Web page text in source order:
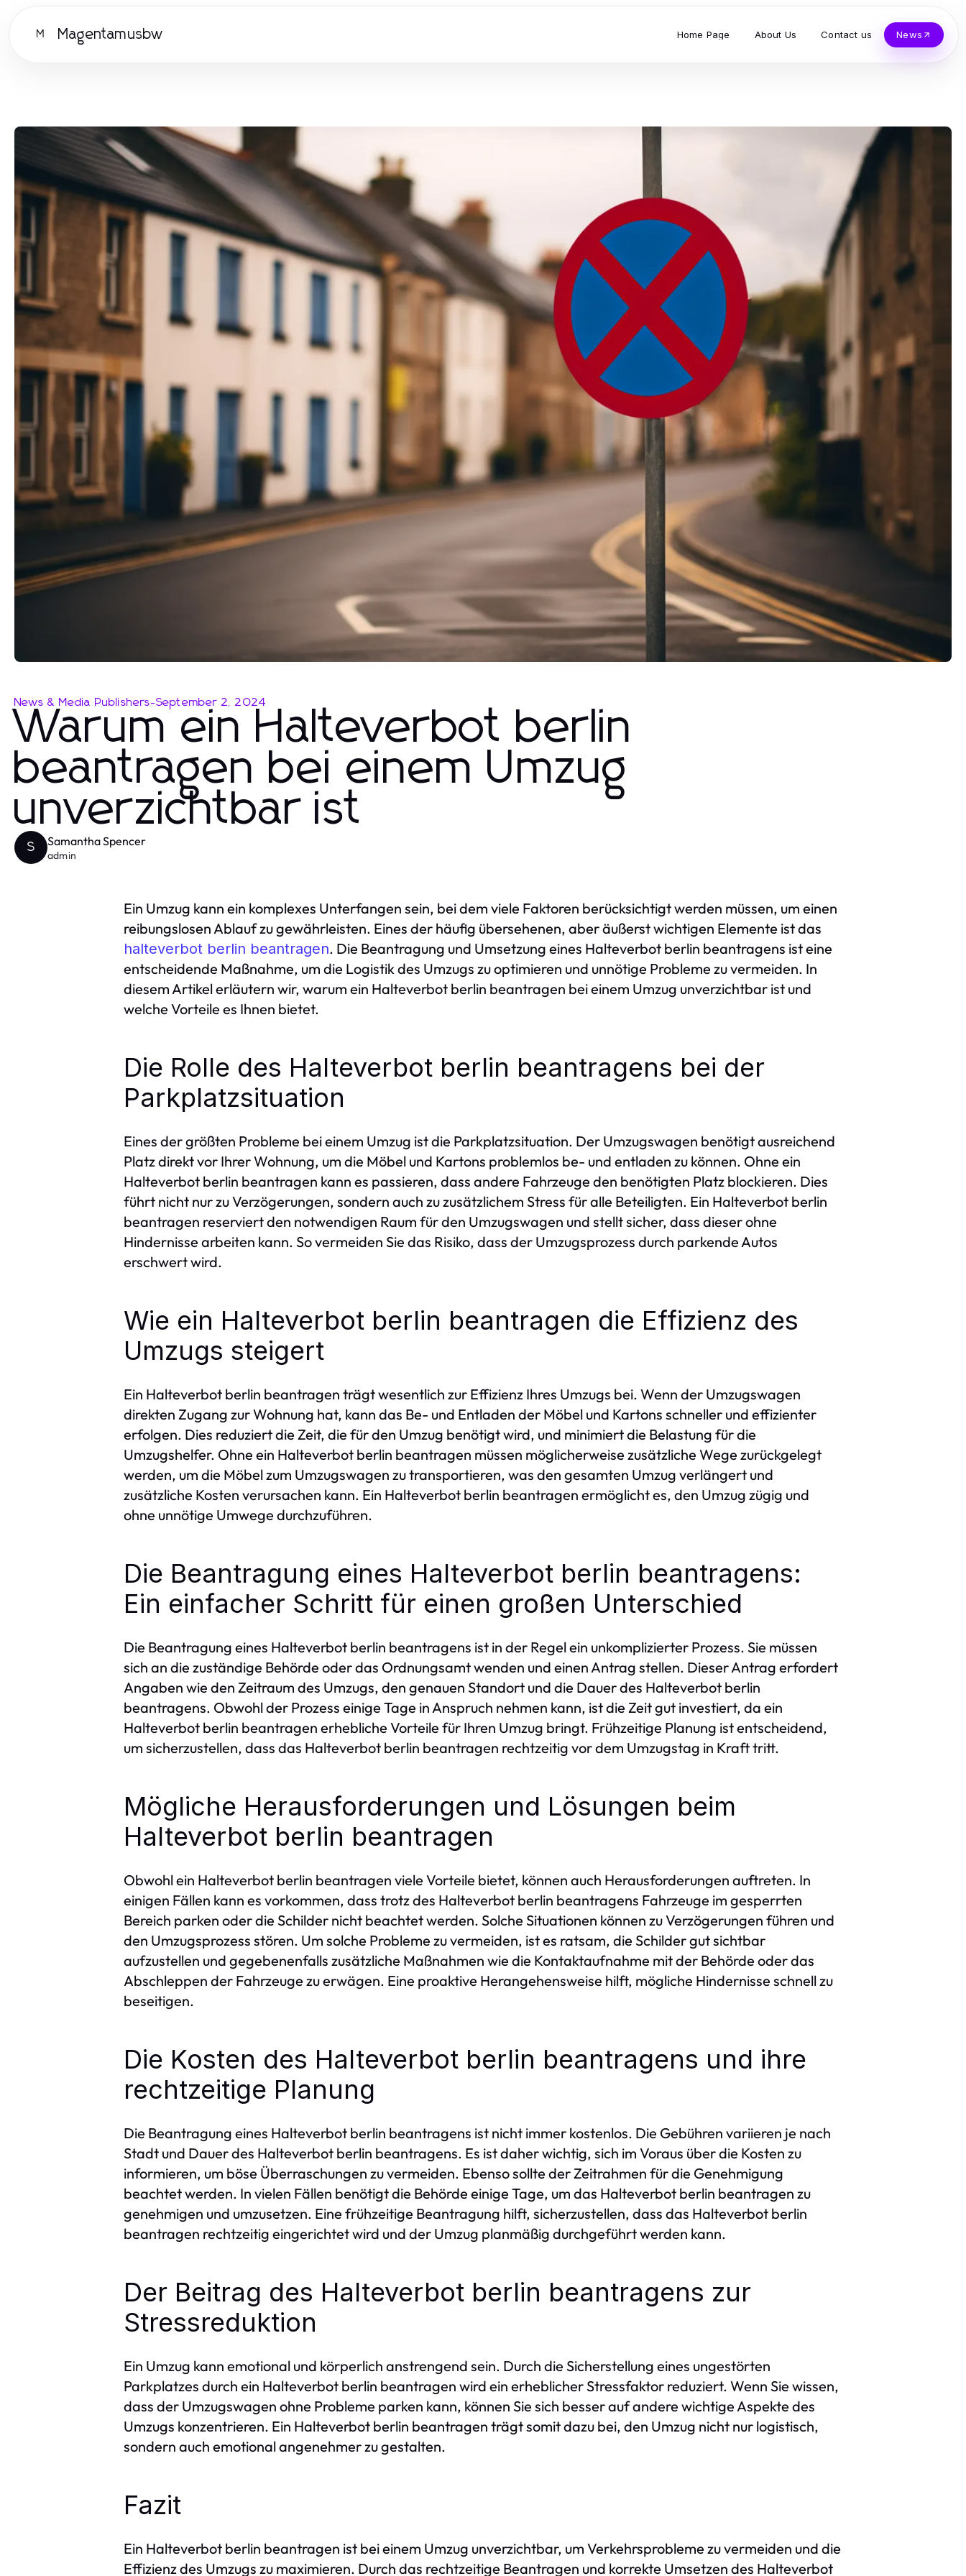
M Magentamusbw Home Page About Us Contact us News
News & Media Publishers-September 2, 2024
Warum ein Halteverbot berlin
beantragen bei einem Umzug
unverzichtbar ist
S Samantha Spencer
admin
Ein Umzug kann ein komplexes Unterfangen sein, bei dem viele Faktoren berücksichtigt werden müssen, um einen
reibungslosen Ablauf zu gewährleisten. Eines der häufig übersehenen, aber äußerst wichtigen Elemente ist das
halteverbot berlin beantragen. Die Beantragung und Umsetzung eines Halteverbot berlin beantragens ist eine
entscheidende Maßnahme, um die Logistik des Umzugs zu optimieren und unnötige Probleme zu vermeiden. In
diesem Artikel erläutern wir, warum ein Halteverbot berlin beantragen bei einem Umzug unverzichtbar ist und
welche Vorteile es Ihnen bietet.
Die Rolle des Halteverbot berlin beantragens bei der
Parkplatzsituation
Eines der größten Probleme bei einem Umzug ist die Parkplatzsituation. Der Umzugswagen benötigt ausreichend
Platz direkt vor Ihrer Wohnung, um die Möbel und Kartons problemlos be- und entladen zu können. Ohne ein
Halteverbot berlin beantragen kann es passieren, dass andere Fahrzeuge den benötigten Platz blockieren. Dies
führt nicht nur zu Verzögerungen, sondern auch zu zusätzlichem Stress für alle Beteiligten. Ein Halteverbot berlin
beantragen reserviert den notwendigen Raum für den Umzugswagen und stellt sicher, dass dieser ohne
Hindernisse arbeiten kann. So vermeiden Sie das Risiko, dass der Umzugsprozess durch parkende Autos
erschwert wird.
Wie ein Halteverbot berlin beantragen die Effizienz des
Umzugs steigert
Ein Halteverbot berlin beantragen trägt wesentlich zur Effizienz Ihres Umzugs bei. Wenn der Umzugswagen
direkten Zugang zur Wohnung hat, kann das Be- und Entladen der Möbel und Kartons schneller und effizienter
erfolgen. Dies reduziert die Zeit, die für den Umzug benötigt wird, und minimiert die Belastung für die
Umzugshelfer. Ohne ein Halteverbot berlin beantragen müssen möglicherweise zusätzliche Wege zurückgelegt
werden, um die Möbel zum Umzugswagen zu transportieren, was den gesamten Umzug verlängert und
zusätzliche Kosten verursachen kann. Ein Halteverbot berlin beantragen ermöglicht es, den Umzug zügig und
ohne unnötige Umwege durchzuführen.
Die Beantragung eines Halteverbot berlin beantragens:
Ein einfacher Schritt für einen großen Unterschied
Die Beantragung eines Halteverbot berlin beantragens ist in der Regel ein unkomplizierter Prozess. Sie müssen
sich an die zuständige Behörde oder das Ordnungsamt wenden und einen Antrag stellen. Dieser Antrag erfordert
Angaben wie den Zeitraum des Umzugs, den genauen Standort und die Dauer des Halteverbot berlin
beantragens. Obwohl der Prozess einige Tage in Anspruch nehmen kann, ist die Zeit gut investiert, da ein
Halteverbot berlin beantragen erhebliche Vorteile für Ihren Umzug bringt. Frühzeitige Planung ist entscheidend,
um sicherzustellen, dass das Halteverbot berlin beantragen rechtzeitig vor dem Umzugstag in Kraft tritt.
Mögliche Herausforderungen und Lösungen beim
Halteverbot berlin beantragen
Obwohl ein Halteverbot berlin beantragen viele Vorteile bietet, können auch Herausforderungen auftreten. In
einigen Fällen kann es vorkommen, dass trotz des Halteverbot berlin beantragens Fahrzeuge im gesperrten
Bereich parken oder die Schilder nicht beachtet werden. Solche Situationen können zu Verzögerungen führen und
den Umzugsprozess stören. Um solche Probleme zu vermeiden, ist es ratsam, die Schilder gut sichtbar
aufzustellen und gegebenenfalls zusätzliche Maßnahmen wie die Kontaktaufnahme mit der Behörde oder das
Abschleppen der Fahrzeuge zu erwägen. Eine proaktive Herangehensweise hilft, mögliche Hindernisse schnell zu
beseitigen.
Die Kosten des Halteverbot berlin beantragens und ihre
rechtzeitige Planung
Die Beantragung eines Halteverbot berlin beantragens ist nicht immer kostenlos. Die Gebühren variieren je nach
Stadt und Dauer des Halteverbot berlin beantragens. Es ist daher wichtig, sich im Voraus über die Kosten zu
informieren, um böse Überraschungen zu vermeiden. Ebenso sollte der Zeitrahmen für die Genehmigung
beachtet werden. In vielen Fällen benötigt die Behörde einige Tage, um das Halteverbot berlin beantragen zu
genehmigen und umzusetzen. Eine frühzeitige Beantragung hilft, sicherzustellen, dass das Halteverbot berlin
beantragen rechtzeitig eingerichtet wird und der Umzug planmäßig durchgeführt werden kann.
Der Beitrag des Halteverbot berlin beantragens zur
Stressreduktion
Ein Umzug kann emotional und körperlich anstrengend sein. Durch die Sicherstellung eines ungestörten
Parkplatzes durch ein Halteverbot berlin beantragen wird ein erheblicher Stressfaktor reduziert. Wenn Sie wissen,
dass der Umzugswagen ohne Probleme parken kann, können Sie sich besser auf andere wichtige Aspekte des
Umzugs konzentrieren. Ein Halteverbot berlin beantragen trägt somit dazu bei, den Umzug nicht nur logistisch,
sondern auch emotional angenehmer zu gestalten.
Fazit
Ein Halteverbot berlin beantragen ist bei einem Umzug unverzichtbar, um Verkehrsprobleme zu vermeiden und die
Effizienz des Umzugs zu maximieren. Durch das rechtzeitige Beantragen und korrekte Umsetzen des Halteverbot